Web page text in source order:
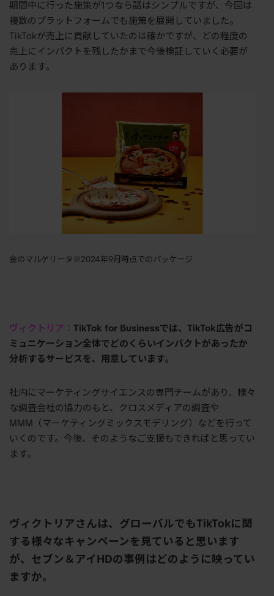
期間中に行った施策が1つなら話はシンプルですが、今回は
複数のプラットフォームでも施策を展開していました。
TikTokが売上に貢献していたのは確かですが、どの程度の
売上にインパクトを残したかまで今後検証していく必要が
あります。
金のマルゲリータ※2024年9月時点でのパッケージ
ヴィクトリア： TikTok for Businessでは、 TikTok広告がコ
ミュニケーション全体でどのくらいインパクトがあったか
分析するサービスを、用意しています。
社内にマーケティングサイエンスの専門チームがあり、様々
な調査会社の協力のもと、クロスメディアの調査や
MMM（マーケティングミックスモデリング）などを行って
いくのです。今後、そのようなご支援もできればと思ってい
ます。
ヴィクトリアさんは、グローバルでもTikTokに関
する様々なキャンペーンを見ていると思います
が、セブン＆アイ HDの事例はどのように映ってい
ますか。